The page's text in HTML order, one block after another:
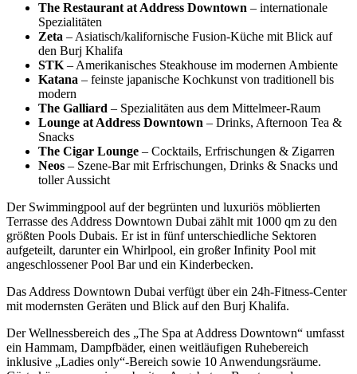
The Restaurant at Address Downtown – internationale
Spezialitäten
Zeta – Asiatisch/kalifornische Fusion-Küche mit Blick auf
den Burj Khalifa
STK– Amerikanisches Steakhouse im modernen Ambiente
Katana – feinste japanische Kochkunst von traditionell bis
modern
The Galliard – Spezialitäten aus dem Mittelmeer-Raum
Lounge at Address Downtown – Drinks, Afternoon Tea &
Snacks
The Cigar Lounge – Cocktails, Erfrischungen & Zigarren
Neos – Szene-Bar mit Erfrischungen, Drinks & Snacks und
toller Aussicht
Der Swimmingpool auf der begrünten und luxuriös möblierten
Terrasse des Address Downtown Dubai zählt mit 1000 qm zu den
größten Pools Dubais. Er ist in fünf unterschiedliche Sektoren
aufgeteilt, darunter ein Whirlpool, ein großer Infinity Pool mit
angeschlossener Pool Bar und ein Kinderbecken.
Das Address Downtown Dubai verfügt über ein 24h-Fitness-Center
mit modernsten Geräten und Blick auf den Burj Khalifa.
Der Wellnessbereich des „The Spa at Address Downtown“ umfasst
ein Hammam, Dampfbäder, einen weitläufigen Ruhebereich
inklusive „Ladies only“-Bereich sowie 10 Anwendungsräume.